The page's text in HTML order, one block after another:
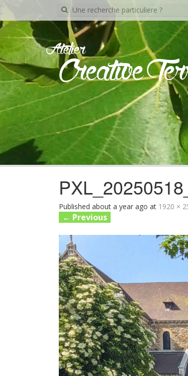
Recherche
pour:
Atelier
Creative
Published about a year ago at 1920 ×
← Previous